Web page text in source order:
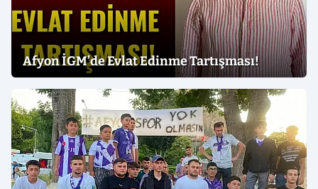
Afyon İGM’de Evlat Edinme Tartışması!